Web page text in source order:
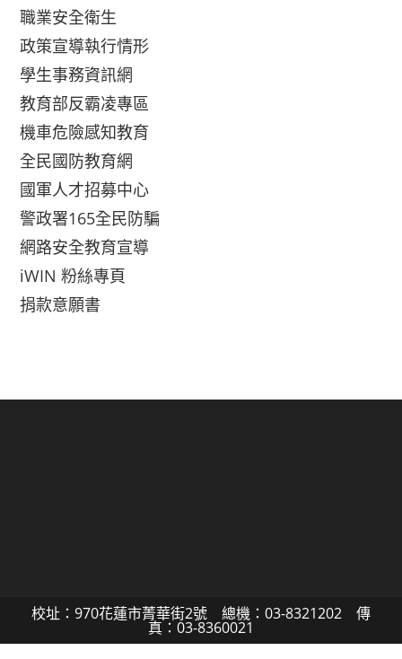
職業安全衛生
政策宣導執行情形
學生事務資訊網
教育部反霸凌專區
機車危險感知教育
全民國防教育網
國軍人才招募中心
警政署165全民防騙
網路安全教育宣導
iWIN 粉絲專頁
捐款意願書
校址：970花蓮市菁華街2號 總機：03-8321202 傳
真：03-8360021